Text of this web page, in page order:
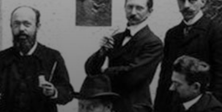
se formou em
1883.